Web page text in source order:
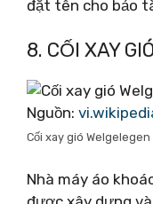
đặt tên cho bảo
8. CỐI XAY
Nguồn:
Cối xay gió Welgelegen
Nhà máy áo